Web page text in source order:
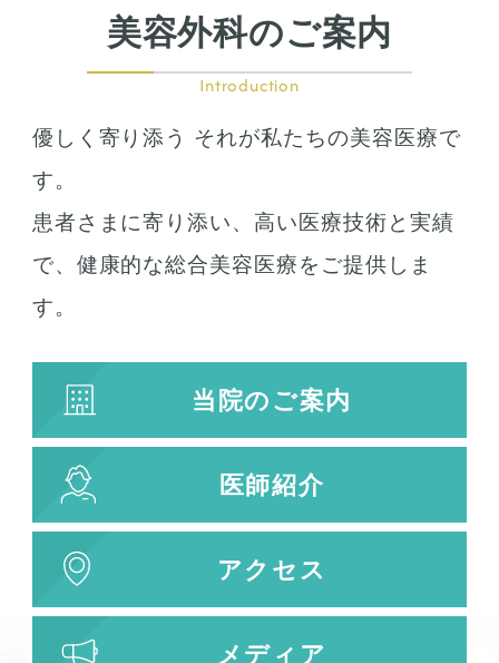
美容外科のご案内
Introduction
優しく寄り添う それが私たちの美容医療で
す。
患者さまに寄り添い、高い医療技術と実績
で、健康的な総合美容医療をご提供しま
す。
当院のご案内
医師紹介
アクセス
メディア